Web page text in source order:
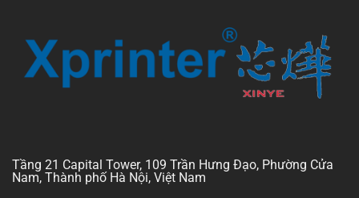
Tầng 21 Capital Tower, 109 Trần Hưng Đạo, Phường Cửa
Nam, Thành phố Hà Nội, Việt Nam